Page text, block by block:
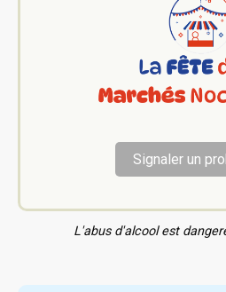
Signaler un
L'abus d'alcool est